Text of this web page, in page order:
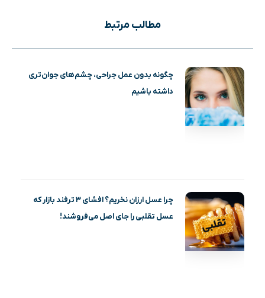
مطالب مرتبط
چگونه بدون عمل جراحی، چشم‌های جوان‌تری
داشته باشیم
چرا عسل ارزان نخریم؟ افشای ۳ ترفند بازار که
عسل تقلبی را جای اصل می‌فروشند!